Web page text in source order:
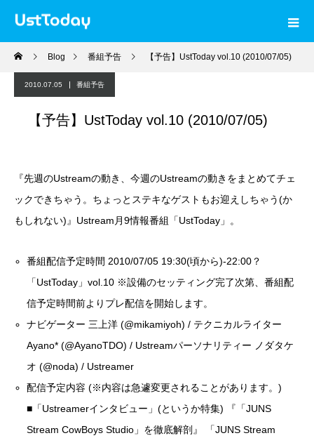
Blog 番組予告 【予告】UstToday vol.10 (2010/07/05)
2010.07.05 番組予告
【予告】UstToday vol.10 (2010/07/05)
『先週のUstreamの動き、今週のUstreamの動きをまとめてチェ
ックできちゃう。ちょっとステキなゲストもお迎えしちゃう(か
もしれない)』Ustream月9情報番組「UstToday」。
番組配信予定時間 2010/07/05 19:30(頃から)-22:00？
「UstToday」vol.10 ※設備のセッティング完了次第、番組配
信予定時間前よりプレ配信を開始します。
ナビゲーター 三上洋 (@mikamiyoh) / テクニカルライター
Ayano* (@AyanoTDO) / Ustreamパーソナリティー ノダタケ
オ (@noda) / Ustreamer
配信予定内容 (※内容は急遽変更されることがあります。)
■「Ustreamerインタビュー」(というか特集) 『「JUNS
Stream CowBoys Studio」を徹底解剖』
「JUNS Stream